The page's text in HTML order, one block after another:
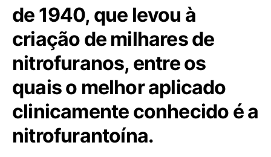
de 1940, que levou à
criação de milhares de
nitrofuranos, entre os
quais o melhor aplicado
clinicamente conhecido é a
nitrofurantoína.